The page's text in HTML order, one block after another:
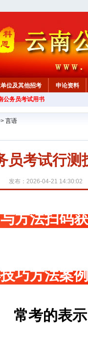
位及其他招考
申论资料
公务员考试用书
言语
员考试行
发布：2026-04-21 14:30:02
方法扫码
巧方法案例
常考的表